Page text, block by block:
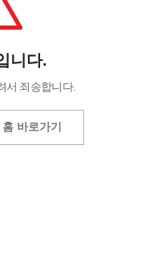
니다.
서 죄송합니다.
홈 바로가기